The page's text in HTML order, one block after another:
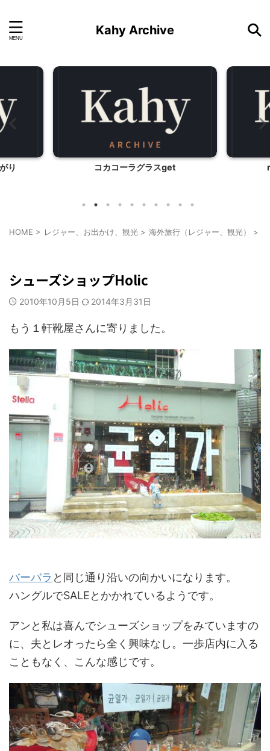
Kahy Archive
repettoの新作バッグ ケンピ
HOME > レジャー、お出かけ、観光 > 海外旅行（レジャー、観光） >
シューズショップHolic
2010年10月5日 2014年3月31日
もう１軒靴屋さんに寄りました。
バーバラ と同じ通り沿いの向かいになります。
ハングルでSALEとかかれているようです。
アンと私は喜んでシューズショップをみていますの
に、夫とレオったら全く興味なし。一歩店内に入る
こともなく、こんな感じです。